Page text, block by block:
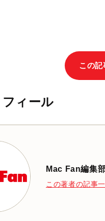
この記
ィール
Mac Fan編集
この著者の記事